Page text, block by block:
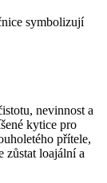
symbolizují
nevinnost a
kytice pro
přítele,
zůstat loajální a